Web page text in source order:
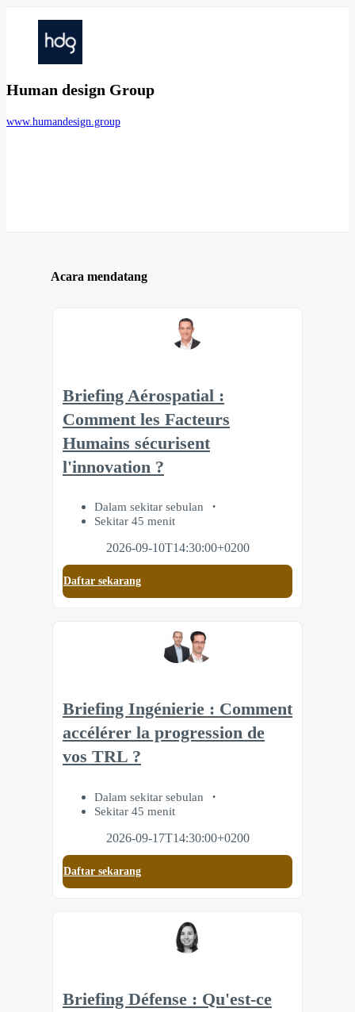
Human design Group
www.humandesign.group
Acara mendatang
Briefing Aérospatial :
Comment les Facteurs
Humains sécurisent
l'innovation ?
Dalam sekitar sebulan
Sekitar 45 menit
2026-09-10T14:30:00+0200
Daftar sekarang
Briefing Ingénierie : Comment
accélérer la progression de
vos TRL ?
Dalam sekitar sebulan
Sekitar 45 menit
2026-09-17T14:30:00+0200
Daftar sekarang
Briefing Défense : Qu'est-ce